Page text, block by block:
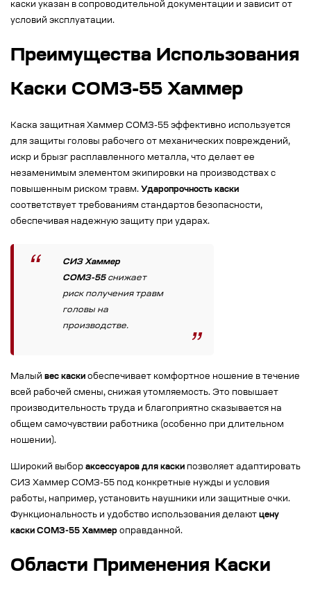
каски указан в сопроводительной документации и зависит от
условий эксплуатации.
Преимущества Использования
Каски СОМЗ-55 Хаммер
Каска защитная Хаммер СОМЗ-55 эффективно используется
для защиты головы рабочего от механических повреждений,
искр и брызг расплавленного металла, что делает ее
незаменимым элементом экипировки на производствах с
повышенным риском травм. Ударопрочность каски
соответствует требованиям стандартов безопасности,
обеспечивая надежную защиту при ударах.
СИЗ Хаммер
СОМЗ-55снижает
риск получения травм
головы на
производстве.
Малый вес каски обеспечивает комфортное ношение в течение
всей рабочей смены, снижая утомляемость. Это повышает
производительность труда и благоприятно сказывается на
общем самочувствии работника (особенно при длительном
ношении).
Широкий выбор аксессуаров для каски позволяет адаптировать
СИЗ Хаммер СОМЗ-55 под конкретные нужды и условия
работы, например, установить наушники или защитные очки.
Функциональность и удобство использования делают цену
каски СОМЗ-55 Хаммер оправданной.
Области Применения Каски